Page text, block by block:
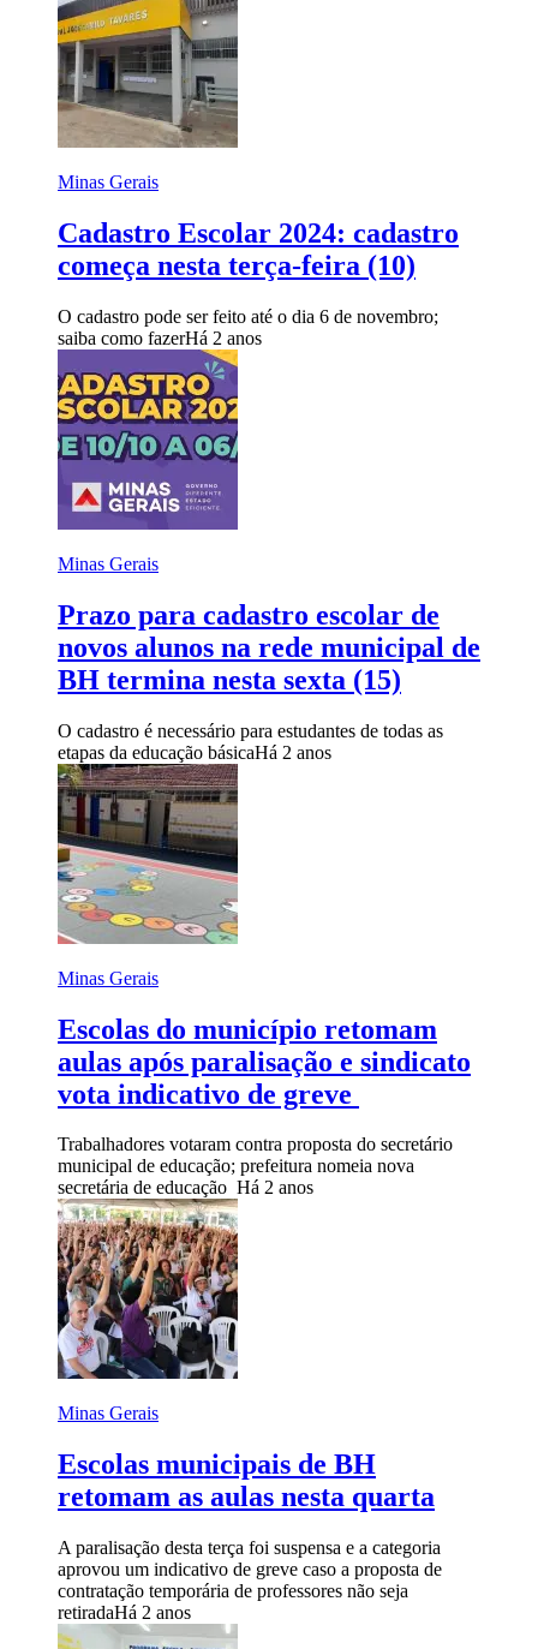
Minas Gerais
Cadastro Escolar 2024: cadastro
começa nesta terça-feira (10)
O cadastro pode ser feito até o dia 6 de novembro;
saiba como fazerHá 2 anos
Minas Gerais
Prazo para cadastro escolar de
novos alunos na rede municipal de
BH termina nesta sexta (15)
O cadastro é necessário para estudantes de todas as
etapas da educação básicaHá 2 anos
Minas Gerais
Escolas do município retomam
aulas após paralisação e sindicato
vota indicativo de greve
Trabalhadores votaram contra proposta do secretário
municipal de educação; prefeitura nomeia nova
secretária de educação Há 2 anos
Minas Gerais
Escolas municipais de BH
retomam as aulas nesta quarta
A paralisação desta terça foi suspensa e a categoria
aprovou um indicativo de greve caso a proposta de
contratação temporária de professores não seja
retiradaHá 2 anos